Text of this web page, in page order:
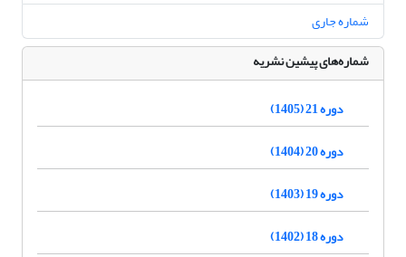
شماره جاری
شماره‌های پیشین نشریه
دوره 21 (1405)
دوره 20 (1404)
دوره 19 (1403)
دوره 18 (1402)